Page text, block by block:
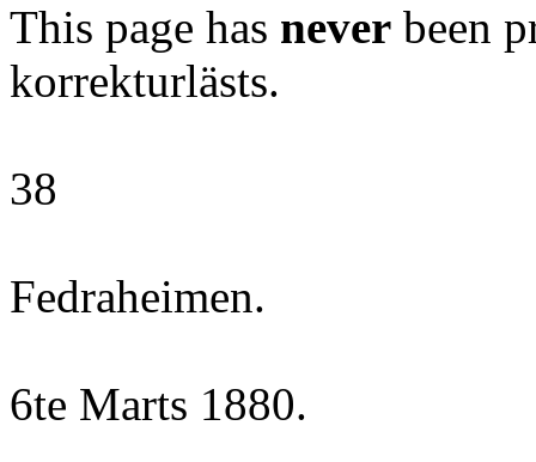
This page has never been
korrekturlästs.
38
Fedraheimen.
6te Marts 1880.